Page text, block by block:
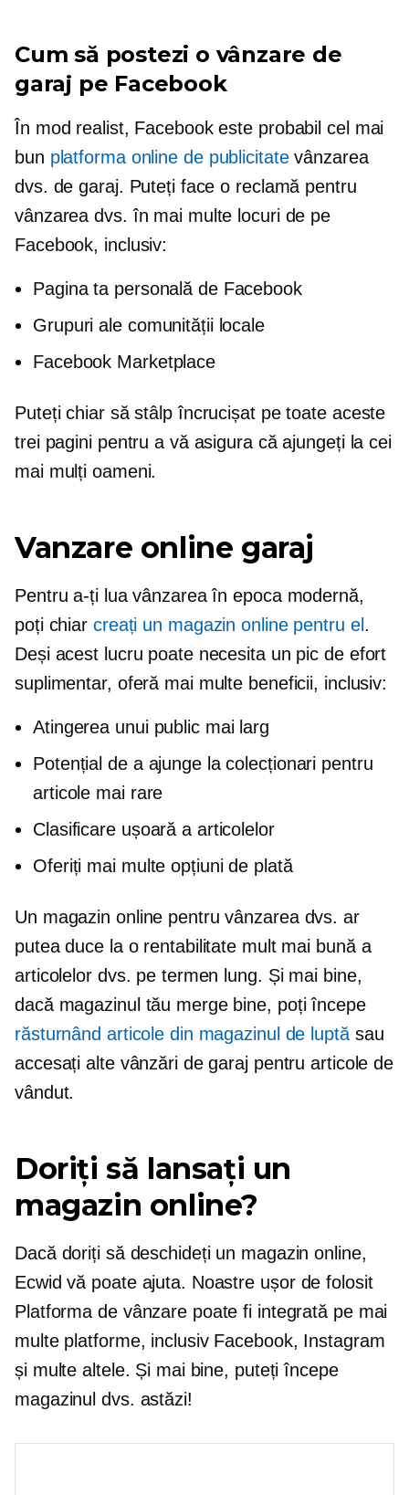
Cum să postezi o vânzare de
garaj pe Facebook
În mod realist, Facebook este probabil cel mai
bun platforma online de publicitatevânzarea
dvs. de garaj. Puteți face o reclamă pentru
vânzarea dvs. în mai multe locuri de pe
Facebook, inclusiv:
Pagina ta personală de Facebook
Grupuri ale comunității locale
Facebook Marketplace
Puteți chiar săstâlp încrucișatpe toate aceste
trei pagini pentru a vă asigura că ajungeți la cei
mai mulți oameni.
Vanzare online garaj
Pentru a-ți lua vânzarea în epoca modernă,
poți chiar creați un magazin online pentru el .
Deși acest lucru poate necesita un pic de efort
suplimentar, oferă mai multe beneficii, inclusiv:
Atingerea unui public mai larg
Potențial de a ajunge la colecționari pentru
articole mai rare
Clasificare ușoară a articolelor
Oferiți mai multe opțiuni de plată
Un magazin online pentru vânzarea dvs. ar
putea duce la o rentabilitate mult mai bună a
articolelor dvs. pe termen lung. Și mai bine,
dacă magazinul tău merge bine, poți începe
răsturnând articole din magazinul de luptăsau
accesați alte vânzări de garaj pentru articole de
vândut.
Doriți să lansați un
magazin online?
Dacă doriți să deschideți un magazin online,
Ecwid vă poate ajuta. Noastre ușor de folosit
Platforma de vânzare poate fi integrată pe mai
multe platforme, inclusiv Facebook, Instagram
și multe altele. Și mai bine, puteți începe
magazinul dvs. astăzi!